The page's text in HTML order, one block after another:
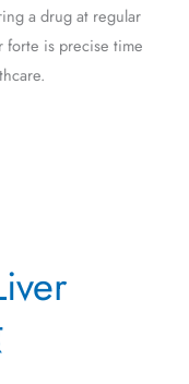
a drug at regular
forte is precise time